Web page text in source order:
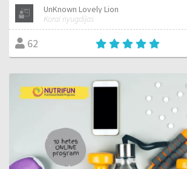
UnKnown Lovely Lion
Korai nyugdíjas
62